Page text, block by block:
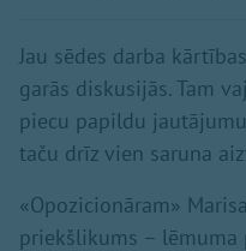
Jau sēdes darba
garās diskusijās. Tam
piecu papildu
taču drīz vien saruna
«Opozicionāram»
priekšlikums –